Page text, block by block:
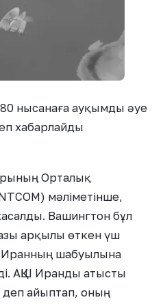
нысанаға ауқымды әуе
хабарлайды
Орталық
мәліметінше,
Вашингтон бұл
арқылы өткен үш
шабуылына
АҚШ Иранды атысты
деп айыптап, оның